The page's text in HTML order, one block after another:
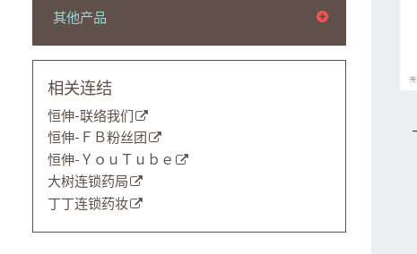
其他产品
相关连结
恒伸-联络我们
恒伸-ＦＢ粉丝团
恒伸-ＹｏｕＴｕｂｅ
大树连锁药局
丁丁连锁药妆